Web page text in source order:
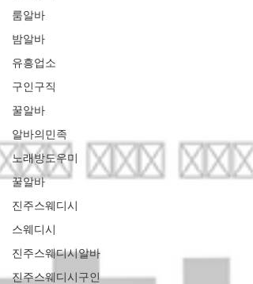
룸알바
밤알바
유흥업소
구인구직
꿀알바
알바의민족
노래방도우미
꿀알바
진주스웨디시
스웨디시
진주스웨디시알바
진주스웨디시구인